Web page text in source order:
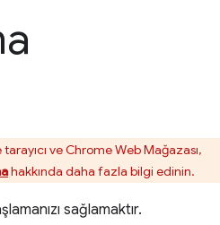
ve Chrome Web Mağazası,
hakkında daha fazla bilgi edinin.
sağlamaktır.